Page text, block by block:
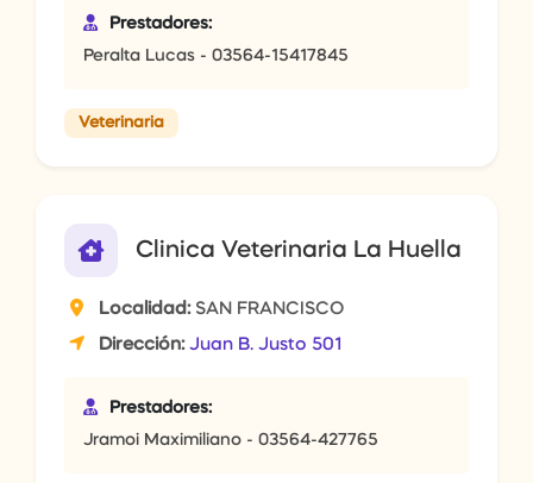
Prestadores:
Peralta Lucas - 03564-15417845
Veterinaria
Clinica Veterinaria La Huella
Localidad:SAN FRANCISCO
Dirección: Juan B. Justo 501
Prestadores:
Jramoi Maximiliano - 03564-427765